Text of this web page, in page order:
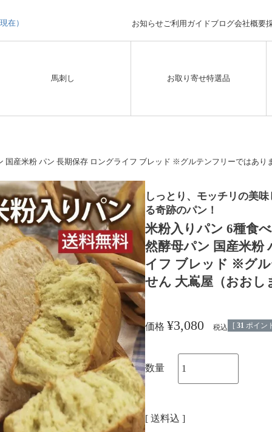
在） お知らせ ご利用ガイドブログ会社概要
馬刺し お取り寄せ特選品
産米粉 パン 長期保存 ロングライフ ブレッド ※グルテンフリーではあり
しっとり、モッチリの美
る奇跡のパン！
米粉入りパン 6種食
然酵母パン 国産米粉
イフ ブレッド ※グ
せん 大嶌屋（おおし
価格 ¥3,080 税込 [ 31 ポイン
送料込